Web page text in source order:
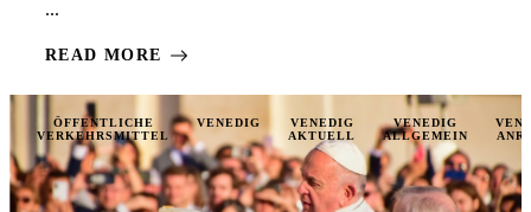
...
READ MORE
ÖFFENTLICHE
VERKEHRSMITTEL
VENEDIG
VENEDIG
AKTUELL
VENEDIG
ALLGEMEIN